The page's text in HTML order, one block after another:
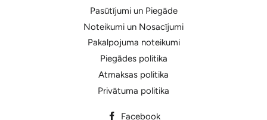
Pasūtījumi un Piegāde
Noteikumi un Nosacījumi
Pakalpojuma noteikumi
Piegādes politika
Atmaksas politika
Privātuma politika
Facebook